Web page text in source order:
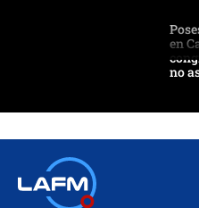
en
no